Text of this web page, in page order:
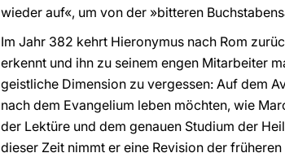
wieder auf«, um von der »bitteren
Im Jahr 382 kehrt Hieronymus nach Rom
erkennt und ihn zu seinem engen Mitarbeiter
geistliche Dimension zu vergessen: Auf dem
nach dem Evangelium leben möchten, wie
der Lektüre und dem genauen Studium der
dieser Zeit nimmt er eine Revision der